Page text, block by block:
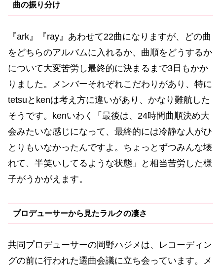
曲の振り分け
『ark』『ray』あわせて22曲になりますが、どの曲
をどちらのアルバムに入れるか、曲順をどうするか
について大変苦労し最終的に決まるまで3日もかか
りました。メンバーそれぞれこだわりがあり、特に
tetsuとkenは考え方に違いがあり、かなり難航した
そうです。kenいわく「最後は、24時間曲順決め大
会みたいな感じになって、最終的には冷静な人がひ
とりもいなかったんですよ。ちょっとずつみんな壊
れて、半笑いしてるような状態」と相当苦労した様
子がうかがえます。
プロデューサーから見たラルクの凄さ
共同プロデューサーの岡野ハジメは、レコーディン
グの前に行われた選曲会議に立ち会っています。メ